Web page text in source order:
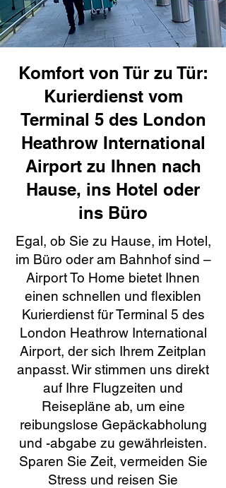
Komfort von Tür zu Tür:
Kurierdienst vom
Terminal 5 des London
Heathrow International
Airport zu Ihnen nach
Hause, ins Hotel oder
ins Büro
Egal, ob Sie zu Hause, im Hotel,
im Büro oder am Bahnhof sind –
Airport To Home bietet Ihnen
einen schnellen und flexiblen
Kurierdienst für Terminal 5 des
London Heathrow International
Airport, der sich Ihrem Zeitplan
anpasst. Wir stimmen uns direkt
auf Ihre Flugzeiten und
Reisepläne ab, um eine
reibungslose Gepäckabholung
und -abgabe zu gewährleisten.
Sparen Sie Zeit, vermeiden Sie
Stress und reisen Sie